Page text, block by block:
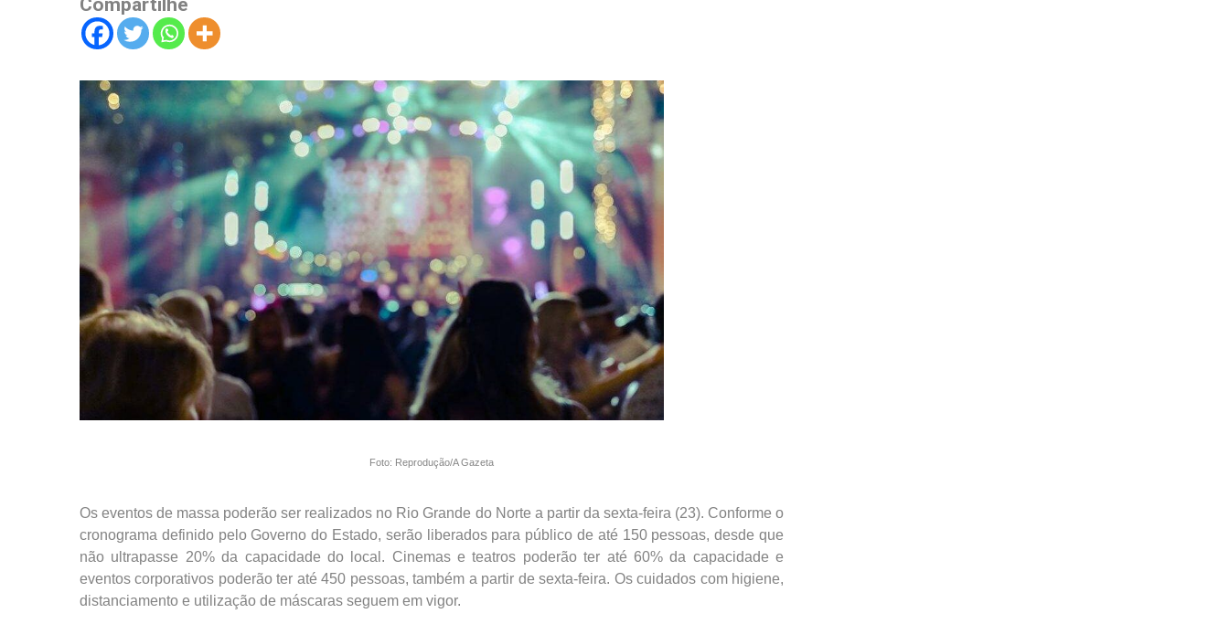
Compartilhe
Foto: Reprodução/A Gazeta
Os eventos de massa poderão ser realizados no Rio Grande do Norte a partir da sexta-feira (23). Conforme o
cronograma definido pelo Governo do Estado, serão liberados para público de até 150 pessoas, desde que
não ultrapasse 20% da capacidade do local. Cinemas e teatros poderão ter até 60% da capacidade e
eventos corporativos poderão ter até 450 pessoas, também a partir de sexta-feira. Os cuidados com higiene,
distanciamento e utilização de máscaras seguem em vigor.